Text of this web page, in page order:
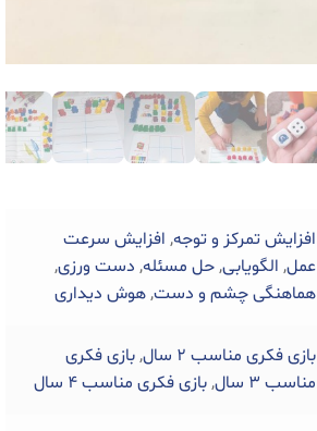
افزایش تمرکز و توجه,افزایش سرعت
عمل,الگویابی,حل مسئله,دست ورزی,
هماهنگی چشم و دست,هوش دیداری
بازی فکری مناسب 2 سال ,بازی فکری
مناسب 3 سال
,بازی فکری مناسب 4 سال